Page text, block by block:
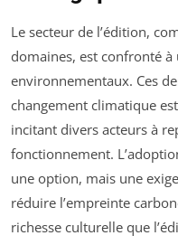
Le secteur de l’édition,
domaines, est confronté
environnementaux. Ces
changement climatique
incitant divers acteurs à
fonctionnement.
une option, mais une
réduire l’empreinte
richesse culturelle que